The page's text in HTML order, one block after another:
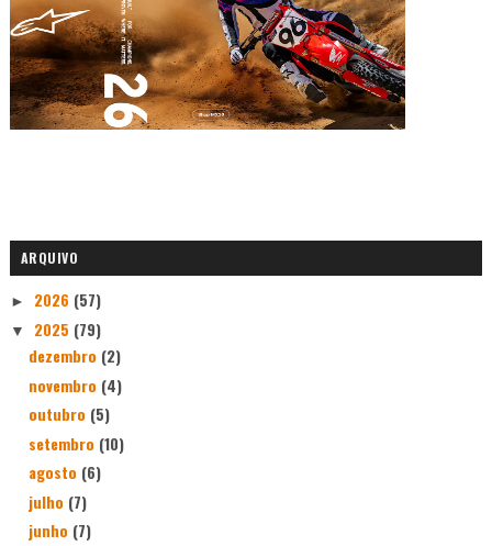
ARQUIVO
► 2026 (57)
▼ 2025 (79)
dezembro (2)
novembro (4)
outubro (5)
setembro (10)
agosto (6)
julho (7)
junho (7)